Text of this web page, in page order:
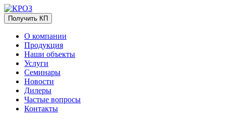
Получить КП
О компании
Продукция
Наши объекты
Услуги
Семинары
Новости
Дилеры
Частые вопросы
Контакты